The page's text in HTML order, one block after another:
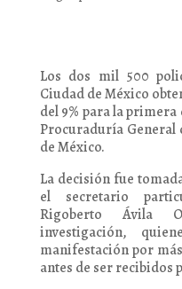
Los dos mil 500
Ciudad de México
del 9% para la
Procuraduría General
de México.
La decisión fue
el secretario
Rigoberto Ávila
investigación,
manifestación por
antes de ser recibidos